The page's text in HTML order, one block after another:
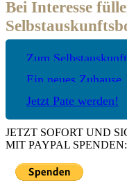
Bei Interesse
Zum
Ein neues Zuhause
Jetzt Pate werden!
JETZT SOFORT UND
MIT PAYPAL SPENDEN: